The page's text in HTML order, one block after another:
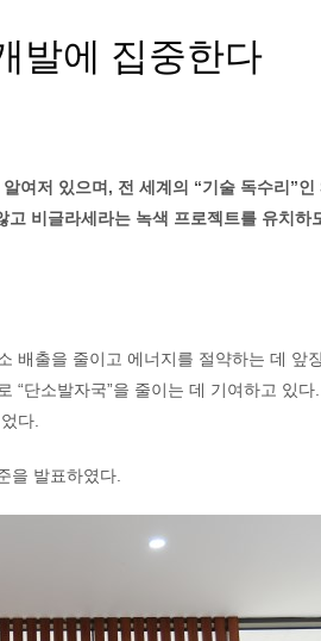
발에 집중한다
여저 있으며, 전 세계의 “기술 독수리”
비글라세라는 녹색 프로젝트를 유치하
배출을 줄이고 에너지를 절약하는 데 앞
단소발자국”을 줄이는 데 기여하고 있다
다.
을 발표하였다.